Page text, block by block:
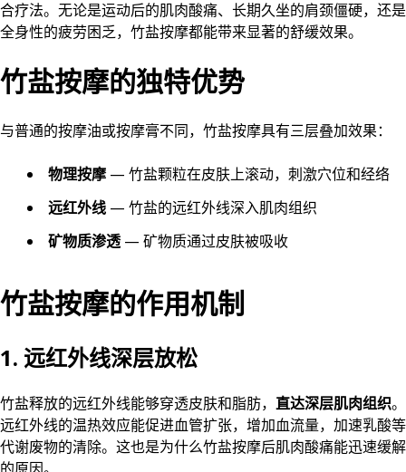
合疗法。无论是运动后的肌肉酸痛、长期久坐的肩颈僵硬，还是
全身性的疲劳困乏，竹盐按摩都能带来显著的舒缓效果。
竹盐按摩的独特优势
与普通的按摩油或按摩膏不同，竹盐按摩具有三层叠加效果：
物理按摩 — 竹盐颗粒在皮肤上滚动，刺激穴位和经络
远红外线 — 竹盐的远红外线深入肌肉组织
矿物质渗透— 矿物质通过皮肤被吸收
竹盐按摩的作用机制
1. 远红外线深层放松
竹盐释放的远红外线能够穿透皮肤和脂肪， 直达深层肌肉组织。
远红外线的温热效应能促进血管扩张，增加血流量，加速乳酸等
代谢废物的清除。这也是为什么竹盐按摩后肌肉酸痛能迅速缓解